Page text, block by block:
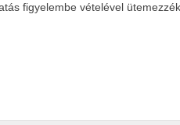
figyelembe vételével